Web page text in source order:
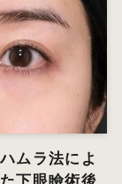
ムラ法によ
下眼瞼術後